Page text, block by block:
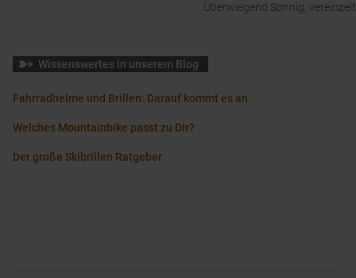
Überwiegend Sonnig,
Wissenswertes in unserem Blog
Fahrradhelme und Brillen: Darauf kommt es an
Welches Mountainbike passt zu Dir?
Der große Skibrillen Ratgeber